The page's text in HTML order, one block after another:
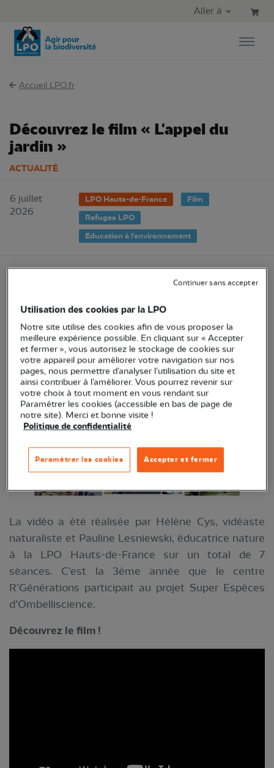
Aller au menu principal
Aller à
Accueil LPO.fr
Découvrez le film « L'appel du
jardin »
ACTUALITÉ
6 juillet
2026
LPO Hauts-de-France
Film
Refuges LPO
Education à l'environnement
Dans le cadre du parcours supers espèces, les
enfants du centre social R’Générations de Cambrai
ont participé à la création de « l’Appel du Jardin ».
C'est un petit film qui s'inspire des célèbres Fred et
Jamy de "C'est pas sorcier" et qui explique
comment faire revenir la biodiversité au jardin.
La vidéo a été réalisée par Hélène Cys, vidéaste
naturaliste et Pauline Lesniewski, éducatrice nature
à la LPO Hauts-de-France sur un total de 7
séances. C’est la 3ème année que le centre
R’Générations participait au projet Super Espèces
d’Ombelliscience.
Découvrez le film !
Utilisation des cookies par la LPO
Notre site utilise des cookies afin de vous proposer la
meilleure expérience possible. En cliquant sur « Accepter
et fermer », vous autorisez le stockage de cookies sur
votre appareil pour améliorer votre navigation sur nos
pages, nous permettre d’analyser l’utilisation du site et
ainsi contribuer à l’améliorer. Vous pourrez revenir sur
votre choix à tout moment en vous rendant sur
Paramétrer les cookies (accessible en bas de page de
notre site). Merci et bonne visite !
Politique de confidentialité
Accepter et fermer
Paramétrer les cookies
Continuer sans accepter